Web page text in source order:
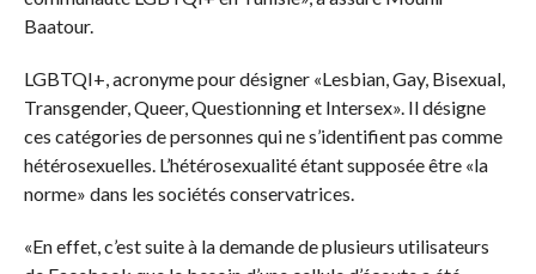
Baatour.
LGBTQI+, acronyme pour désigner «Lesbian, Gay, Bisexual,
Transgender, Queer, Questionning et Intersex». Il désigne
ces catégories de personnes qui ne s’identifient pas comme
hétérosexuelles. L’hétérosexualité étant supposée être «la
norme» dans les sociétés conservatrices.
«En effet, c’est suite à la demande de plusieurs utilisateurs